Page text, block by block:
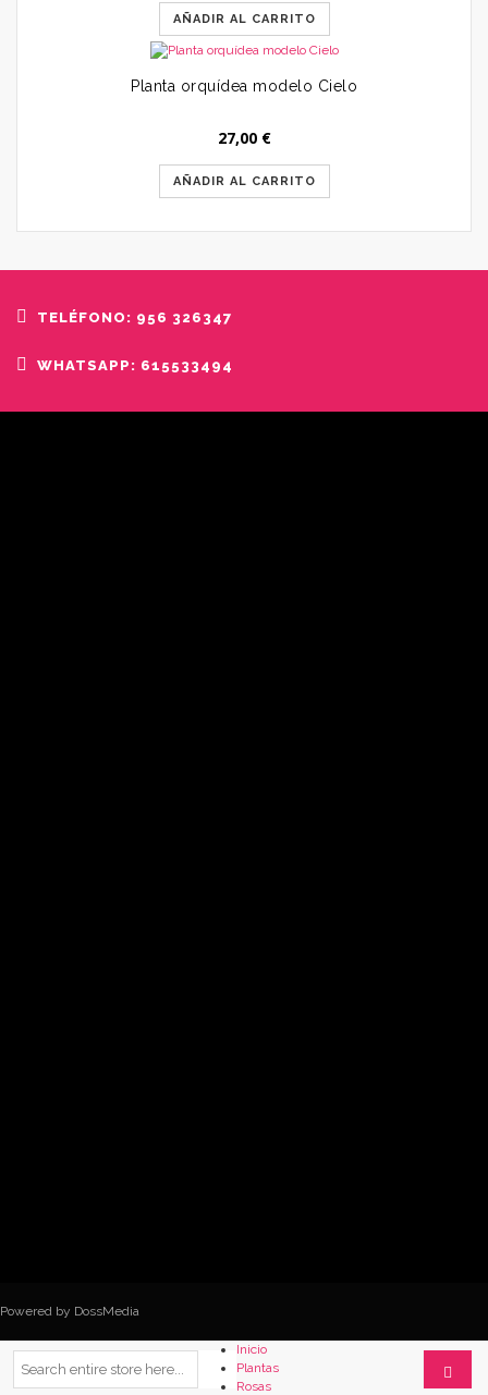
AÑADIR AL CARRITO
Planta orquídea modelo Cielo
27,00 €
AÑADIR AL CARRITO
TELÉFONO: 956 326347
WHATSAPP: 615533494
Powered by DossMedia
Inicio
Plantas
Rosas